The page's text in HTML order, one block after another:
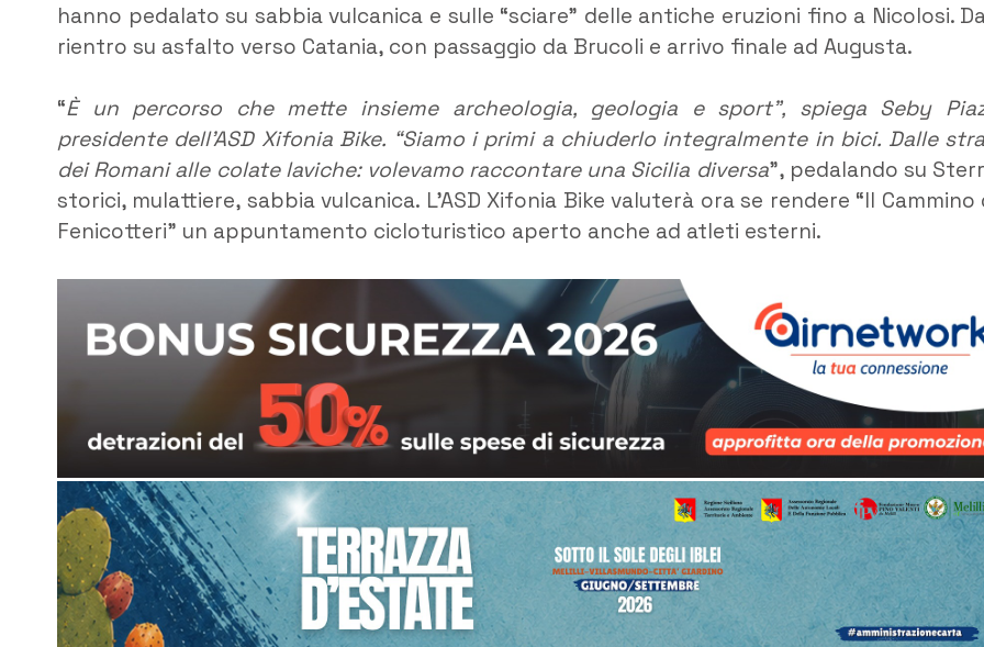
hanno pedalato su sabbia vulcanica e sulle “sciare” delle antiche eruzioni fino a Nicolosi.
rientro su asfalto verso Catania, con passaggio da Brucoli e arrivo finale ad Augusta.
“È un percorso che mette insieme archeologia, geologia e sport”, spiega Seby
presidente dell’ASD Xifonia Bike. “Siamo i primi a chiuderlo integralmente in bici. Dalle
dei Romani alle colate laviche: volevamo raccontare una Sicilia diversa”, pedalando su
storici, mulattiere, sabbia vulcanica. L’ASD Xifonia Bike valuterà ora se rendere “Il Cammino
Fenicotteri” un appuntamento cicloturistico aperto anche ad atleti esterni.